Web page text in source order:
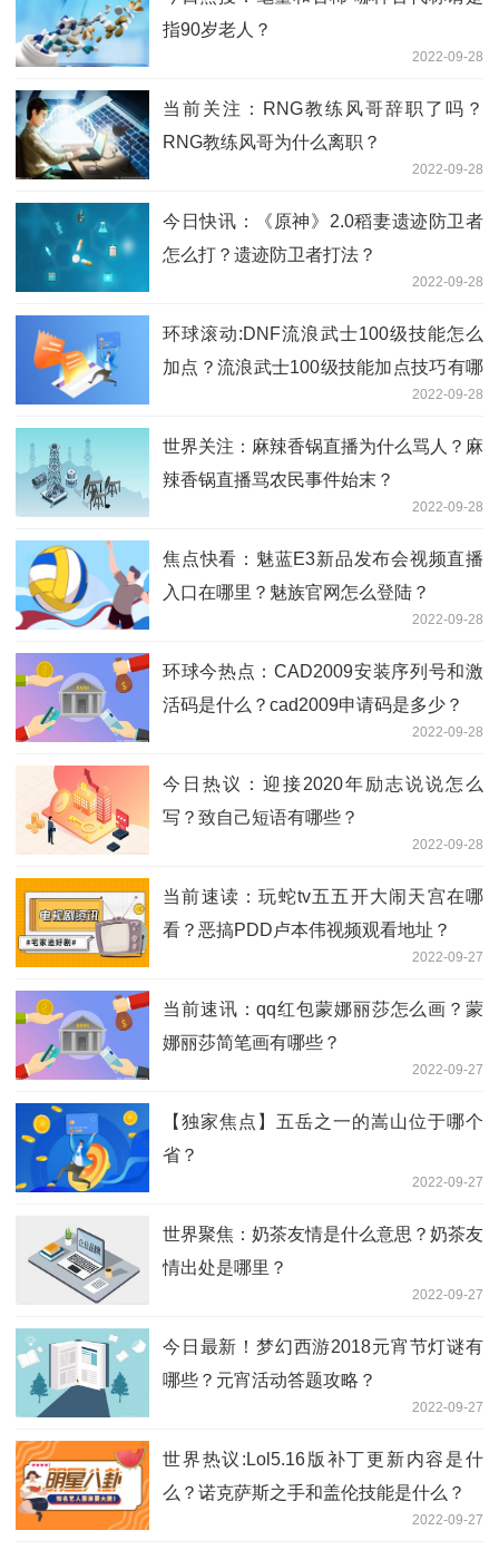
指90岁老人？
2022-09-28
当前关注：RNG教练风哥辞职了吗？
RNG教练风哥为什么离职？
2022-09-28
今日快讯：《原神》2.0稻妻遗迹防卫者
怎么打？遗迹防卫者打法？
2022-09-28
环球滚动:DNF流浪武士100级技能怎么
加点？流浪武士100级技能加点技巧有哪
2022-09-28
世界关注：麻辣香锅直播为什么骂人？麻
辣香锅直播骂农民事件始末？
2022-09-28
焦点快看：魅蓝E3新品发布会视频直播
入口在哪里？魅族官网怎么登陆？
2022-09-28
环球今热点：CAD2009安装序列号和激
活码是什么？cad2009申请码是多少？
2022-09-28
今日热议：迎接2020年励志说说怎么
写？致自己短语有哪些？
2022-09-28
当前速读：玩蛇tv五五开大闹天宫在哪
看？恶搞PDD卢本伟视频观看地址？
2022-09-27
当前速讯：qq红包蒙娜丽莎怎么画？蒙
娜丽莎简笔画有哪些？
2022-09-27
【独家焦点】五岳之一的嵩山位于哪个
省？
2022-09-27
世界聚焦：奶茶友情是什么意思？奶茶友
情出处是哪里？
2022-09-27
今日最新！梦幻西游2018元宵节灯谜有
哪些？元宵活动答题攻略？
2022-09-27
世界热议:Lol5.16版补丁更新内容是什
么？诺克萨斯之手和盖伦技能是什么？
2022-09-27